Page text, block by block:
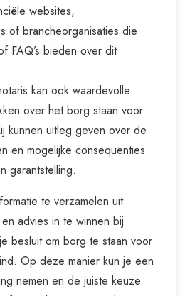
websites,
of brancheorganisaties die
FAQ’s bieden over dit
kan ook waardevolle
over het borg staan voor
kunnen uitleg geven over de
en mogelijke consequenties
garantstelling.
te verzamelen uit
advies in te winnen bij
besluit om borg te staan voor
Op deze manier kun je een
nemen en de juiste keuze